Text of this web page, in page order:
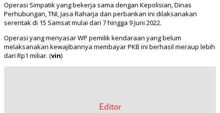
Operasi Simpatik yang bekerja sama dengan Kepolisian, Dinas
Perhubungan, TNI, Jasa Raharja dan perbankan ini dilaksanakan
serentak di 15 Samsat mulai dari 7 hingga 9 Juni 2022.
Operasi yang menyasar WP pemilik kendaraan yang belum
melaksanakan kewajibannya membayar PKB ini berhasil meraup lebih
dari Rp1 miliar. (vin)
Editor